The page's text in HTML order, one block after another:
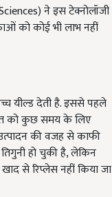
ने इस टेक्नोलॉजी
को कोई भी लाभ नहीं
यील्ड देती है. इससे पहले
को कुछ समय के लिए
की वजह से काफी
हो चुकी है, लेकिन
से रिप्लेस नहीं किया जा